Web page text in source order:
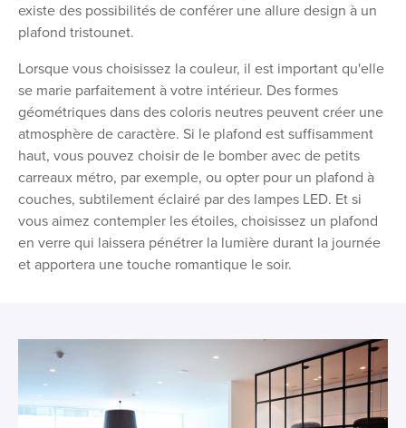
existe des possibilités de conférer une allure design à un
plafond tristounet.
Lorsque vous choisissez la couleur, il est important qu'elle
se marie parfaitement à votre intérieur. Des formes
géométriques dans des coloris neutres peuvent créer une
atmosphère de caractère. Si le plafond est suffisamment
haut, vous pouvez choisir de le bomber avec de petits
carreaux métro, par exemple, ou opter pour un plafond à
couches, subtilement éclairé par des lampes LED. Et si
vous aimez contempler les étoiles, choisissez un plafond
en verre qui laissera pénétrer la lumière durant la journée
et apportera une touche romantique le soir.